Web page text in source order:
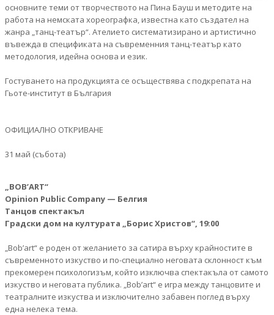
основните теми от творчеството на Пина Бауш и методите на
работа на немската хореографка, известна като създател на
жанра „танц-театър“. Ателието систематизирано и артистично
въвежда в спецификата на съвременния танц-театър като
методология, идейна основа и език.
Гостуването на продукцията се осъществява с подкрепата на
Гьоте-институт в България
ОФИЦИАЛНО ОТКРИВАНЕ
31 май (събота)
„BOB’ART“
Opinion Public Company — Белгия
Танцов спектакъл
Градски дом на културата „Борис Христов“, 19:00
„Bob’art“ е роден от желанието за сатира върху крайностите в
съвременното изкуство и по-специално неговата склонност към
прекомерен психологизъм, който изключва спектакълa от самото
изкуство и неговата публика. „Bob’art“ е игра между танцовите и
театралните изкуства и изключително забавен поглед върху
една нелека тема.